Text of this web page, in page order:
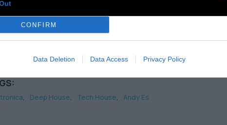
CONFIRM
Data Deletion Data Access Privacy Policy
ήχο κυκλοφορεί από την εταιρεία Bali Praia.
να τον βρείτε στο
.
Deep House Tech House Andy Es